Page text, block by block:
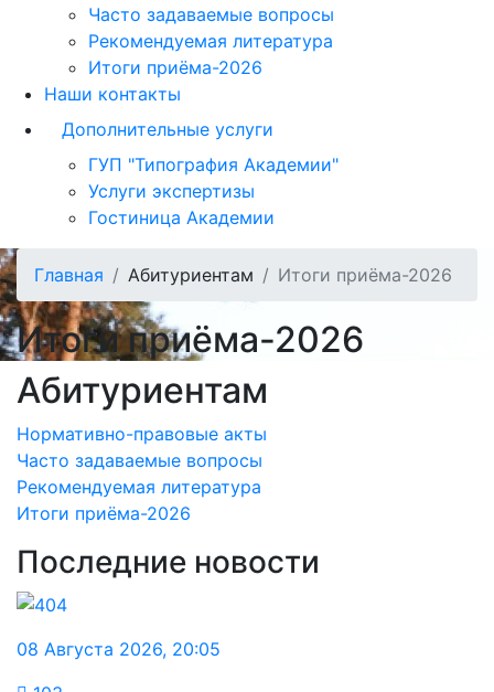
Часто задаваемые вопросы
Рекомендуемая литература
Итоги приёма-2026
Наши контакты
Дополнительные услуги
ГУП "Типография Академии"
Услуги экспертизы
Гостиница Академии
Главная Абитуриентам Итоги приёма-2026
Итоги приёма-2026
Абитуриентам
Нормативно-правовые акты
Часто задаваемые вопросы
Рекомендуемая литература
Итоги приёма-2026
Последние новости
08 Августа 2026, 20:05